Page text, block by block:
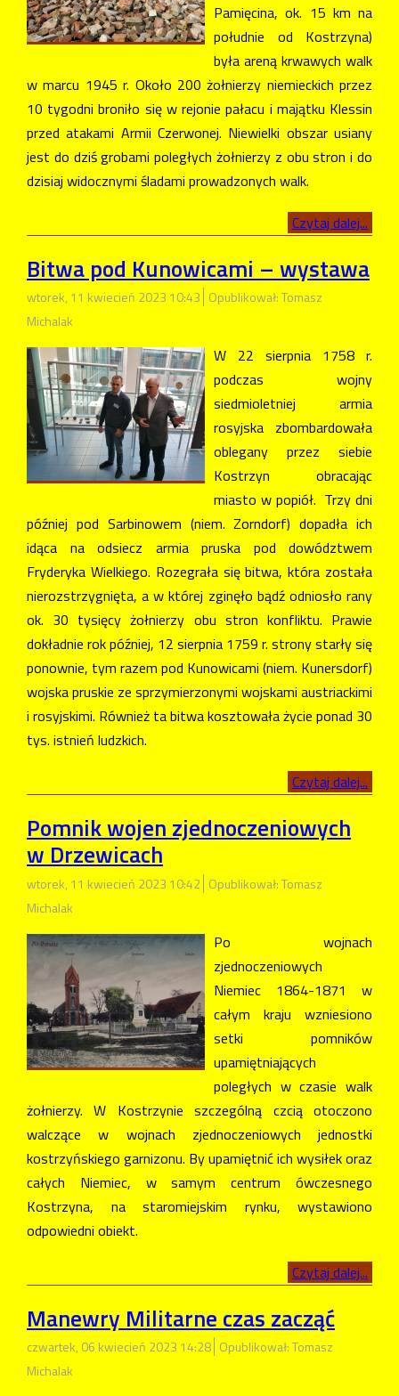
Pamięcina, ok. 15 km na
południe od Kostrzyna)
była areną krwawych walk
w marcu 1945 r. Około 200 żołnierzy niemieckich przez
10 tygodni broniło się w rejonie pałacu i majątku Klessin
przed atakami Armii Czerwonej. Niewielki obszar usiany
jest do dziś grobami poległych żołnierzy z obu stron i do
dzisiaj widocznymi śladami prowadzonych walk.
Czytaj dalej...
Bitwa pod Kunowicami – wystawa
wtorek, 11 kwiecień 2023 10:43 Opublikował: Tomasz
Michalak
W 22 sierpnia 1758 r.
podczas wojny
siedmioletniej armia
rosyjska zbombardowała
oblegany przez siebie
Kostrzyn obracając
miasto w popiół. Trzy dni
później pod Sarbinowem (niem. Zorndorf) dopadła ich
idąca na odsiecz armia pruska pod dowództwem
Fryderyka Wielkiego. Rozegrała się bitwa, która została
nierozstrzygnięta, a w której zginęło bądź odniosło rany
ok. 30 tysięcy żołnierzy obu stron konfliktu. Prawie
dokładnie rok później, 12 sierpnia 1759 r. strony starły się
ponownie, tym razem pod Kunowicami (niem. Kunersdorf)
wojska pruskie ze sprzymierzonymi wojskami austriackimi
i rosyjskimi. Również ta bitwa kosztowała życie ponad 30
tys. istnień ludzkich.
Czytaj dalej...
Pomnik wojen zjednoczeniowych
w Drzewicach
wtorek, 11 kwiecień 2023 10:42 Opublikował: Tomasz
Michalak
Po wojnach
zjednoczeniowych
Niemiec 1864-1871 w
całym kraju wzniesiono
setki pomników
upamiętniających
poległych w czasie walk
żołnierzy. W Kostrzynie szczególną czcią otoczono
walczące w wojnach zjednoczeniowych jednostki
kostrzyńskiego garnizonu. By upamiętnić ich wysiłek oraz
całych Niemiec, w samym centrum ówczesnego
Kostrzyna, na staromiejskim rynku, wystawiono
odpowiedni obiekt.
Czytaj dalej...
Manewry Militarne czas zacząć
czwartek, 06 kwiecień 2023 14:28 Opublikował: Tomasz
Michalak